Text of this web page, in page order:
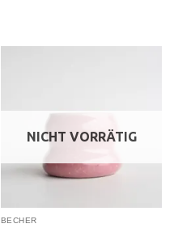
NICHT VORRÄTIG
BECHER